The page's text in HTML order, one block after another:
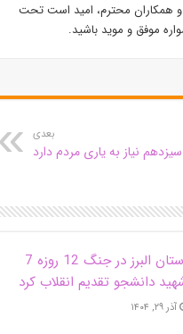
و همکاران محترم، امید است تحت
موفق و موید باشید.
بعدی
نیاز به یاری مردم دارد
استان البرز در جنگ 12 روزه 7
دانشجو تقدیم انقلاب کرد
آذر ۲۹, ۱۴۰۴